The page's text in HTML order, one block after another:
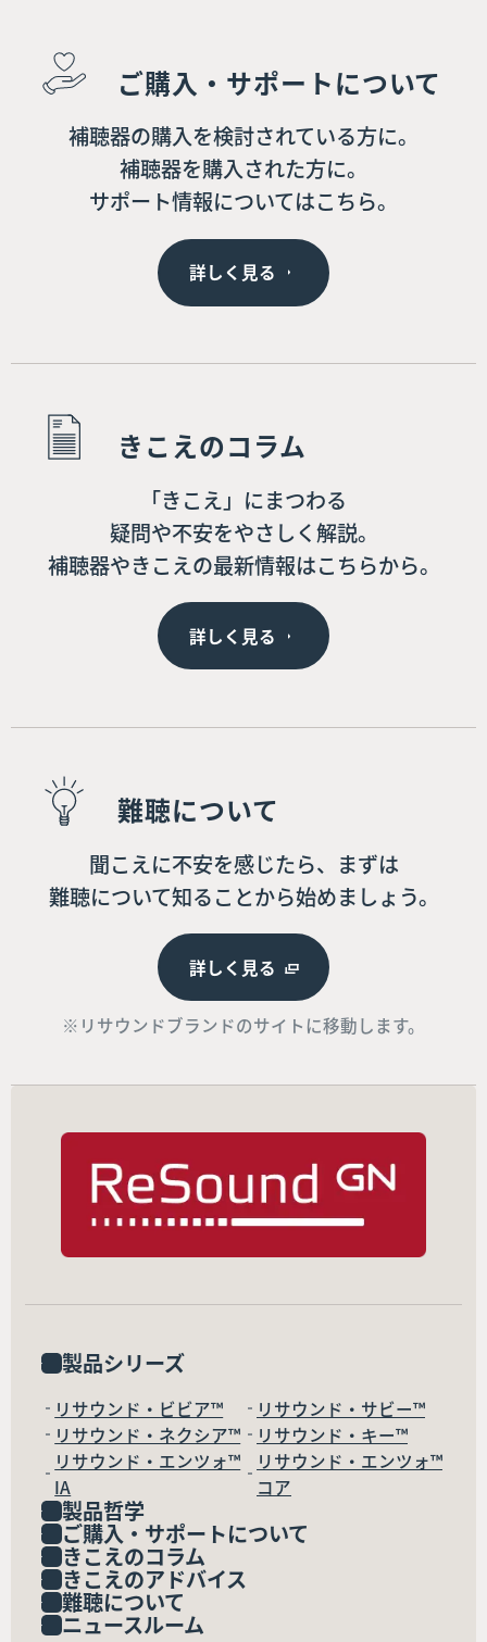
ご購入・サポートについて
補聴器の購入を検討されている方に。
補聴器を購入された方に。
サポート情報についてはこちら。
詳しく見る
きこえのコラム
「きこえ」にまつわる
疑問や不安をやさしく解説。
補聴器やきこえの最新情報はこちらから。
詳しく見る
難聴について
聞こえに不安を感じたら、まずは
難聴について知ることから始めましょう。
詳しく見る
※リサウンドブランドのサイトに移動します。
製品シリーズ
リサウンド・ビビア™
リサウンド・サビー™
リサウンド・ネクシア™
リサウンド・キー™
リサウンド・エンツォ™
IA
リサウンド・エンツォ™
コア
製品哲学
ご購入・サポートについて
きこえのコラム
きこえのアドバイス
難聴について
ニュースルーム